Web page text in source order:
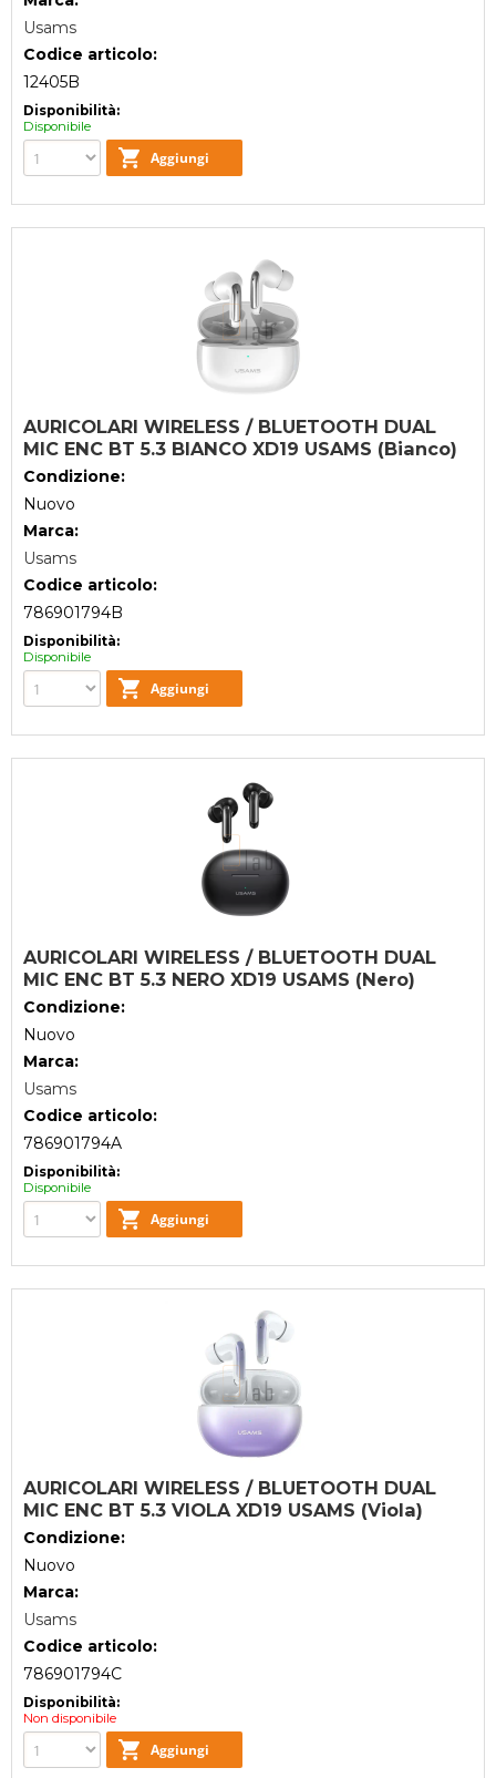
Usams
Codice articolo:
12405B
Disponibilità:
Disponibile
AURICOLARI WIRELESS / BLUETOOTH DUAL
MIC ENC BT 5.3 BIANCO XD19 USAMS (Bianco)
Condizione:
Nuovo
Marca:
Usams
Codice articolo:
786901794B
Disponibilità:
Disponibile
AURICOLARI WIRELESS / BLUETOOTH DUAL
MIC ENC BT 5.3 NERO XD19 USAMS (Nero)
Condizione:
Nuovo
Marca:
Usams
Codice articolo:
786901794A
Disponibilità:
Disponibile
AURICOLARI WIRELESS / BLUETOOTH DUAL
MIC ENC BT 5.3 VIOLA XD19 USAMS (Viola)
Condizione:
Nuovo
Marca:
Usams
Codice articolo:
786901794C
Disponibilità:
Non disponibile